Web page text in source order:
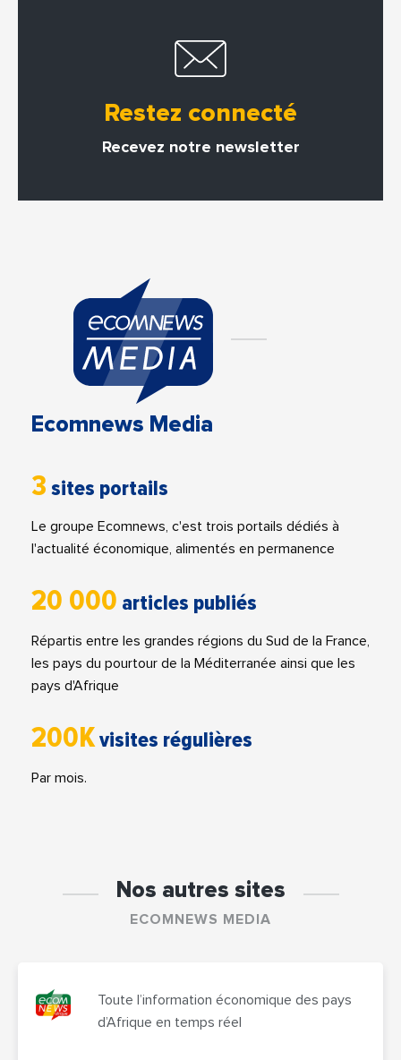
Restez connecté
Recevez notre newsletter
Ecomnews Media
3 sites portails
Le groupe Ecomnews, c'est trois portails dédiés à
l'actualité économique, alimentés en permanence
20 000 articles publiés
Répartis entre les grandes régions du Sud de la France,
les pays du pourtour de la Méditerranée ainsi que les
pays d'Afrique
200Kvisites régulières
Par mois.
Nos autres sites
ECOMNEWS MEDIA
Toute l’information économique des pays
d’Afrique en temps réel